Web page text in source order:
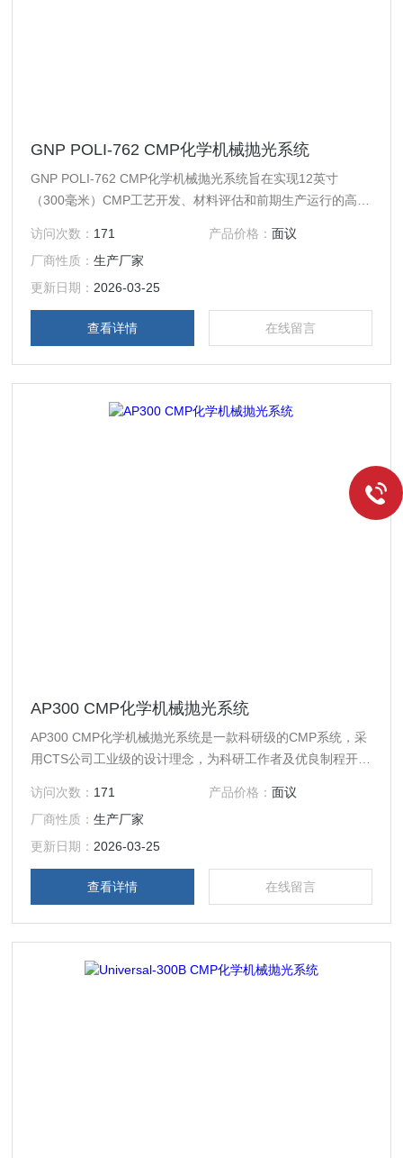
GNP POLI-762 CMP化学机械抛光系统
GNP POLI-762 CMP化学机械抛光系统旨在实现12英寸
（300毫米）CMP工艺开发、材料评估和前期生产运行的高多
计。
访问次数： 171 产品价格： 面议
厂商性质：生产厂家
更新日期： 2026-03-25
查看详情 在线留言
AP300 CMP化学机械抛光系统
AP300 CMP化学机械抛光系统是一款科研级的CMP系统，采
用CTS公司工业级的设计理念，为科研工作者及优良制程开发
寸样品。
访问次数： 171 产品价格： 面议
厂商性质：生产厂家
更新日期： 2026-03-25
查看详情 在线留言